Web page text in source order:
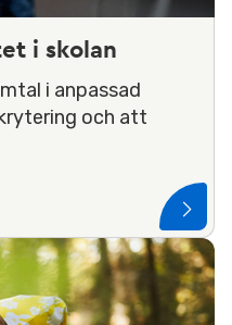
i skolan
i anpassad
och att